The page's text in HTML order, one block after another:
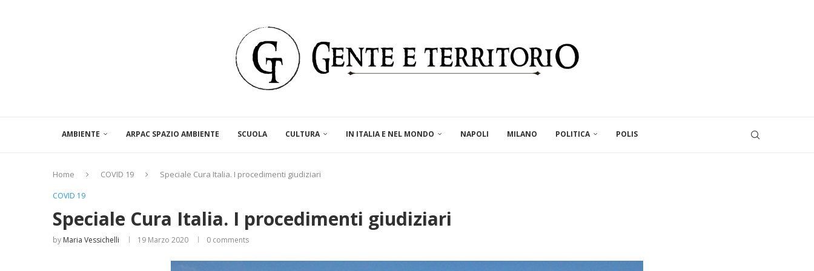
AMBIENTE ARPAC SPAZIO AMBIENTE SCUOLA CULTURA IN ITALIA E NEL MONDO NAPOLI MILANO POLITICA POLIS
Home COVID 19 Speciale Cura Italia. I procedimenti giudiziari
COVID 19
Speciale Cura Italia. I procedimenti giudiziari
by Maria Vessichelli 19 Marzo 2020 0 comments